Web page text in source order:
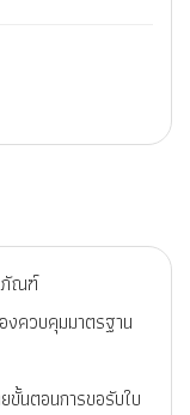
ภัณฑ์
ควบคุมมาตรฐาน
นตอนการขอรับใบ